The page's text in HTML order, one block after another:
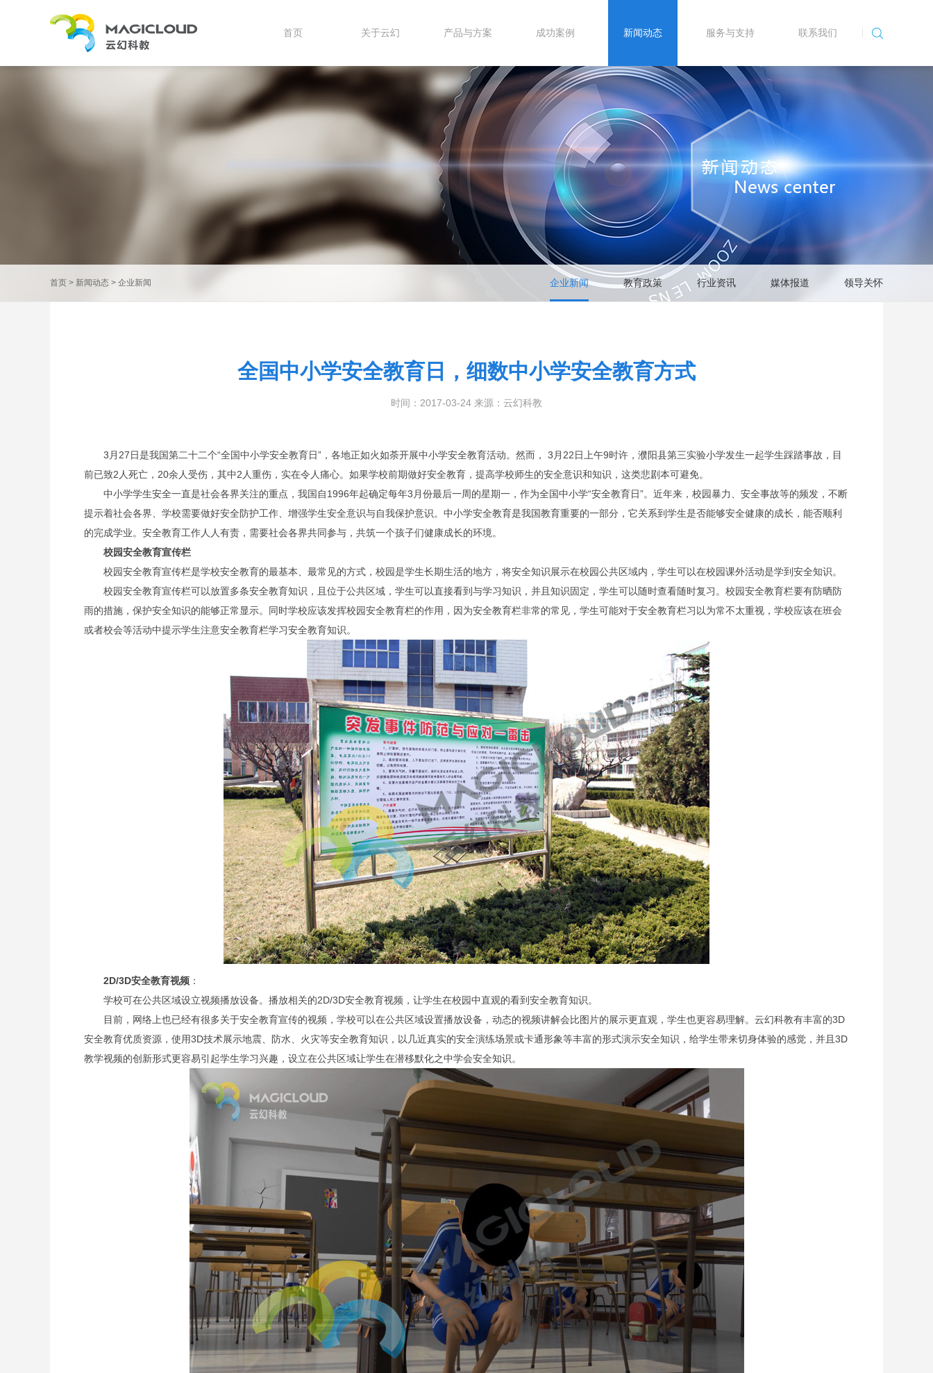
首页 关于云幻 产品与方案 成功案例 新闻动态 服务与支持 联系我们
首页 > 新闻动态 > 企业新闻 企业新闻 教育政策 行业资讯 媒体报道 领导关怀
全国中小学安全教育日，细数中小学安全教育方式
时间：2017-03-24 来源：云幻科教
3 月27日是我国第二十二个“全国中小学安全教育日”，各地正如火如荼开展中小学安全教育活动。然而， 3月22日上午9时许，濮阳县第三实验小学发生一起学生踩踏事故，目
前已致2人死亡，20余人受伤，其中2人重伤，实在令人痛心。如果学校前期做好安全教育，提高学校师生的安全意识和知识，这类悲剧本可避免。
中小学学生安全一直是社会各界关注的重点，我国自1996年起确定每年3月份最后一周的星期一，作为全国中小学“安全教育日”。近年来，校园暴力、安全事故等的频发，不断
提示着社会各界、学校需要做好安全防护工作、增强学生安全意识与自我保护意识。中小学安全教育是我国教育重要的一部分，它关系到学生是否能够安全健康的成长，能否顺利
的完成学业。安全教育工作人人有责，需要社会各界共同参与，共筑一个孩子们健康成长的环境。
校园安全教育宣传栏
校园安全教育宣传栏是学校安全教育的最基本、最常见的方式，校园是学生长期生活的地方，将安全知识展示在校园公共区域内，学生可以在校园课外活动是学到安全知识。
校园安全教育宣传栏可以放置多条安全教育知识，且位于公共区域，学生可以直接看到与学习知识，并且知识固定，学生可以随时查看随时复习。校园安全教育栏要有防晒防
雨的措施，保护安全知识的能够正常显示。同时学校应该发挥校园安全教育栏的作用，因为安全教育栏非常的常见，学生可能对于安全教育栏习以为常不太重视，学校应该在班会
或者校会等活动中提示学生注意安全教育栏学习安全教育知识。
2D/3D安全教育视频 ：
学校可在公共区域设立视频播放设备。播放相关的2D/3D安全教育视频，让学生在校园中直观的看到安全教育知识。
目前，网络上也已经有很多关于安全教育宣传的视频，学校可以在公共区域设置播放设备，动态的视频讲解会比图片的展示更直观，学生也更容易理解。云幻科教有丰富的3D
安全教育优质资源，使用3D技术展示地震、防水、火灾等安全教育知识，以几近真实的安全演练场景或卡通形象等丰富的形式演示安全知识，给学生带来切身体验的感觉，并且3D
教学视频的创新形式更容易引起学生学习兴趣，设立在公共区域让学生在潜移默化之中学会安全知识。